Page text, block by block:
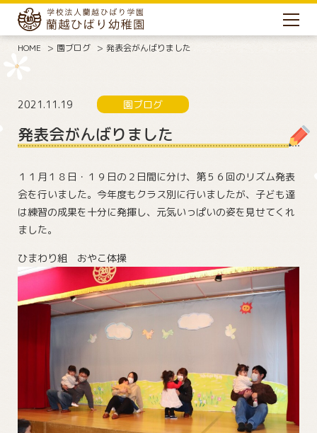
HOME 園ブログ 発表会がんばりました
2021.11.19 園ブログ
発表会がんばりました
１１月１８日・１９日の２日間に分け、第５６回のリズム発表
会を行いました。今年度もクラス別に行いましたが、子ども達
は練習の成果を十分に発揮し、元気いっぱいの姿を見せてくれ
ました。
ひまわり組 おやこ体操